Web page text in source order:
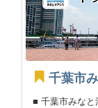
千葉市
■ 千葉市みなと